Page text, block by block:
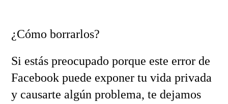
¿Cómo borrarlos?
Si estás preocupado porque este error de
Facebook puede exponer tu vida privada
y causarte algún problema, te dejamos